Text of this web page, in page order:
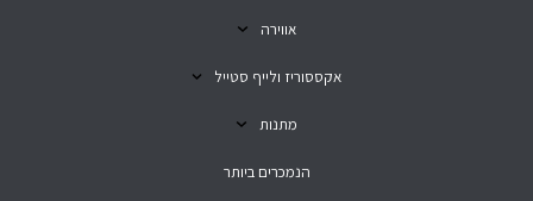
אווירה
אקססוריז ולייף סטייל
מתנות
הנמכרים ביותר